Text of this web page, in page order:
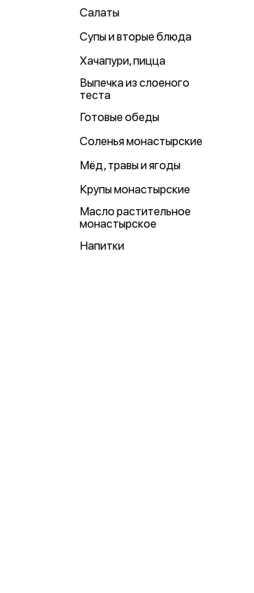
Салаты
Супы и вторые блюда
Хачапури, пицца
Выпечка из слоеного
теста
Готовые обеды
Соленья монастырские
Мёд, травы и ягоды
Крупы монастырские
Масло растительное
монастырское
Напитки